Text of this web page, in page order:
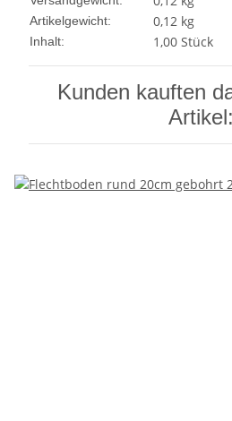
Artikelgewicht: 0,12 kg
Inhalt: 1,00 Stück
Kunden kauften
Artikel: